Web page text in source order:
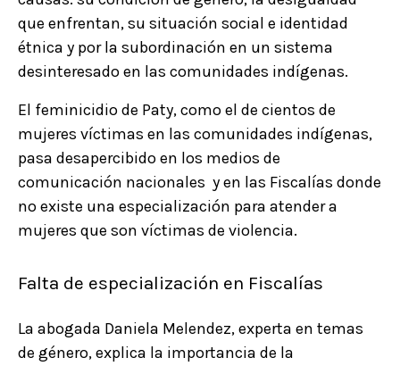
que enfrentan, su situación social e identidad
étnica y por la subordinación en un sistema
desinteresado en las comunidades indígenas.
El feminicidio de Paty, como el de cientos de
mujeres víctimas en las comunidades indígenas,
pasa desapercibido en los medios de
comunicación nacionales y en las Fiscalías donde
no existe una especialización para atender a
mujeres que son víctimas de violencia.
Falta de especialización en Fiscalías
La abogada Daniela Melendez, experta en temas
de género, explica la importancia de la